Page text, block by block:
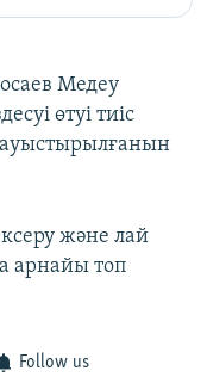
Медеу
өтуі тиіс
ауыстырылғанын
және лай
арнайы топ
Follow us